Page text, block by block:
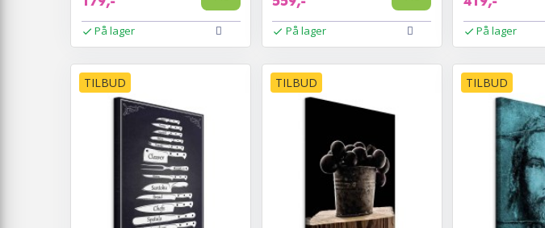
På lager På lager På lager
TILBUD TILBUD TILBUD